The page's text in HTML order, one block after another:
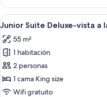
dos
camas
Suite
Deluxe-
vista
jardín,
dos
camas
Ver
todas
las
fotos
de
Junior
Suite
8
Junior Suite Deluxe-vista a
55 m²
1 habitación
2 personas
1 cama King size
Wifi gratuito